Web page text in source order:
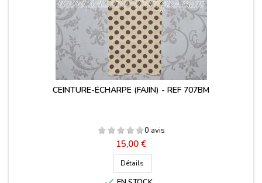
CEINTURE-ÉCHARPE (FAJIN) - REF 707BM
0 avis
Prix
15,00 €
Détails